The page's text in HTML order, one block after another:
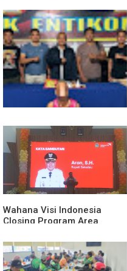
Truk Kontainer Oleng Tabrak
Vario, Warga Kapuas
Meninggal di Dusun Mak
Tampong
Polsek Entikong Gagalkan
Peredaran Sabu 151,76
Gram di Perbatasan
Wahana Visi Indonesia
Closing Program Area